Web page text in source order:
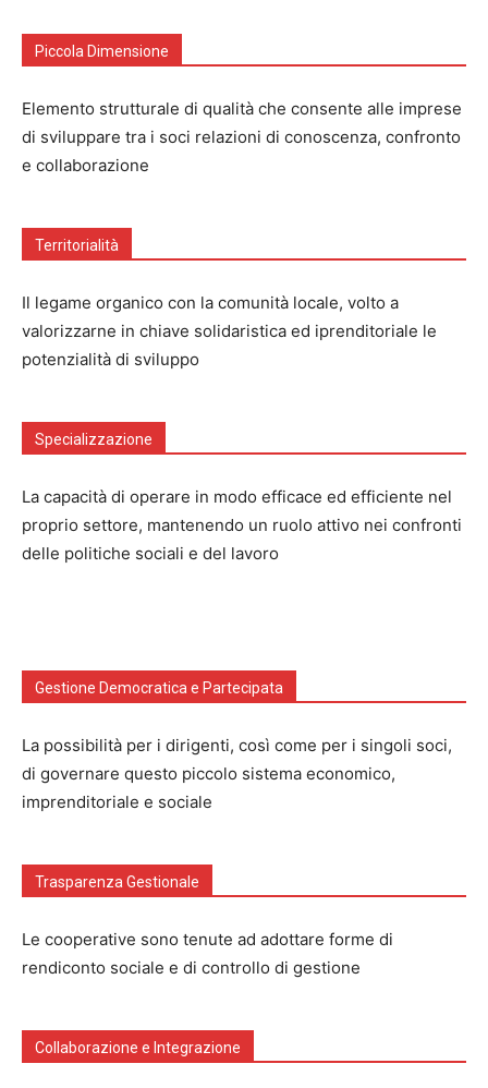
Piccola Dimensione
Elemento strutturale di qualità che consente alle imprese
di sviluppare tra i soci relazioni di conoscenza, confronto
e collaborazione
Territorialità
Il legame organico con la comunità locale, volto a
valorizzarne in chiave solidaristica ed iprenditoriale le
potenzialità di sviluppo
Specializzazione
La capacità di operare in modo efficace ed efficiente nel
proprio settore, mantenendo un ruolo attivo nei confronti
delle politiche sociali e del lavoro
Gestione Democratica e Partecipata
La possibilità per i dirigenti, così come per i singoli soci,
di governare questo piccolo sistema economico,
imprenditoriale e sociale
Trasparenza Gestionale
Le cooperative sono tenute ad adottare forme di
rendiconto sociale e di controllo di gestione
Collaborazione e Integrazione